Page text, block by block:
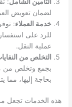
لضمان تعويض
خدمة العملاء:
للرد على
عملية النقل.
التخلص من
بجمع وتخلص من
بحاجة إليها، مما
هذه الخدمات تجعل